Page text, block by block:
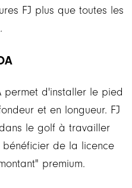
FJ plus que toutes les
permet d'installer le pied
et en longueur. FJ
le golf à travailler
de la licence
premium.